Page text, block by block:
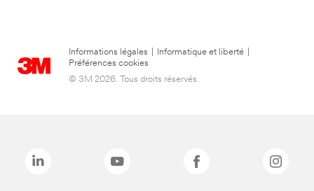
Informations légales Informatique et liberté
Préférences cookies
© 3M 2026. Tous droits réservés.